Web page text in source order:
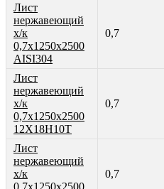
Лист
нержавеющий
х/к
0,7х1250х2500
AISI304
0,7
Лист
нержавеющий
х/к
0,7х1250х2500
12Х18Н10Т
0,7
Лист
нержавеющий
х/к
0,7х1250х2500
0,7